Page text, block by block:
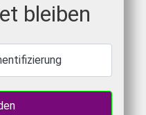
bleiben